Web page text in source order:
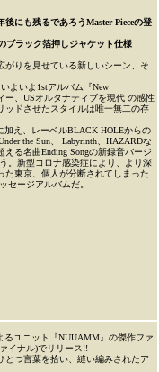
にも残るであろうMaster Pieceの登
ブラック箔押しジャケット仕様
がりを見せている新しいシーン、そ
よいよ1stアルバム『New
ー、USオルタナティブを現代 の感性
ッドさせたスタイルは唯一無二の存
加え、レーベルBLACK HOLEからの
the Sun、 Labyrinth、HAZARDな
る名曲Ending Songの新録音バージ
。新型コロナ感染症により、より深
た東京、個人が分断されてしまった
セージアルバムだ。
るユニット『NUUAMM』の傑作ファ
イナル)でリリース!!
とつ言葉を拾い、縫い編みされたア